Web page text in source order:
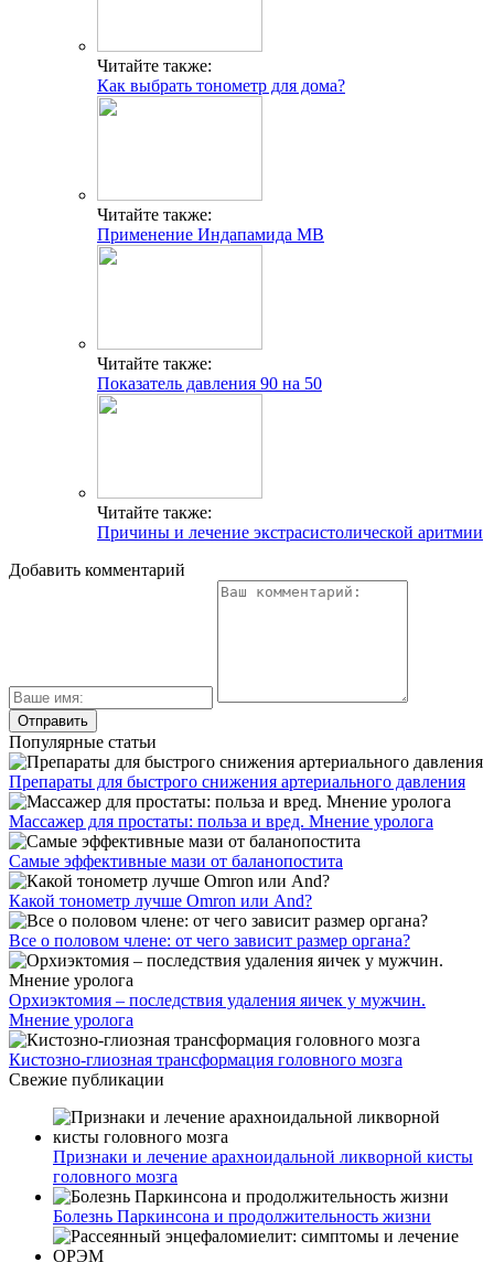
Читайте также:
Как выбрать тонометр для дома?
Читайте также:
Применение Индапамида МВ
Читайте также:
Показатель давления 90 на 50
Читайте также:
Причины и лечение экстрасистолической аритмии
Добавить комментарий
Популярные статьи
Препараты для быстрого снижения артериального давления
Массажер для простаты: польза и вред. Мнение уролога
Самые эффективные мази от баланопостита
Какой тонометр лучше Omron или And?
Все о половом члене: от чего зависит размер органа?
Орхиэктомия – последствия удаления яичек у мужчин.
Мнение уролога
Кистозно-глиозная трансформация головного мозга
Свежие публикации
Признаки и лечение арахноидальной ликворной кисты
головного мозга
Болезнь Паркинсона и продолжительность жизни